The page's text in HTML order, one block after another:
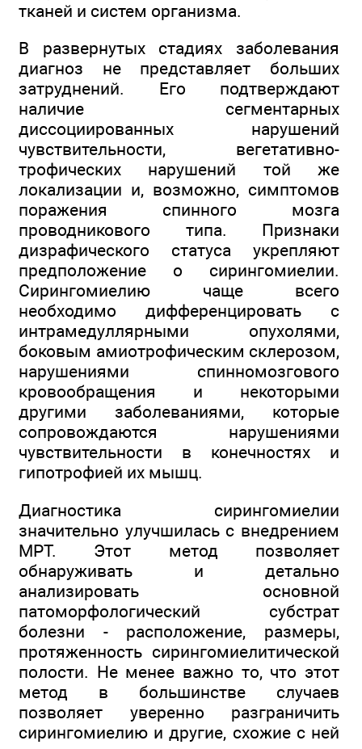
тканей и систем организма.
В развернутых стадиях заболевания
диагноз не представляет больших
затруднений. Его подтверждают
наличие сегментарных
диссоциированных нарушений
чувствительности, вегетативно-
трофических нарушений той же
локализации и, возможно, симптомов
поражения спинного мозга
проводникового типа. Признаки
дизрафического статуса укрепляют
предположение о сирингомиелии.
Сирингомиелию чаще всего
необходимо дифференцировать с
интрамедуллярными опухолями,
боковым амиотрофическим склерозом,
нарушениями спинномозгового
кровообращения и некоторыми
другими заболеваниями, которые
сопровождаются нарушениями
чувствительности в конечностях и
гипотрофией их мышц.
Диагностика сирингомиелии
значительно улучшилась с внедрением
МРТ. Этот метод позволяет
обнаруживать и детально
анализировать основной
патоморфологический субстрат
болезни - расположение, размеры,
протяженность сирингомиелитической
полости. Не менее важно то, что этот
метод в большинстве случаев
позволяет уверенно разграничить
сирингомиелию и другие, схожие с ней